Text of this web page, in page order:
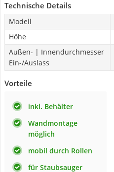
Technische Details
Modell
Höhe
Außen- | Innendurchmesser
Ein-/Auslass
Vorteile
inkl. Behälter
Wandmontage
möglich
mobil durch Rollen
für Staubsauger